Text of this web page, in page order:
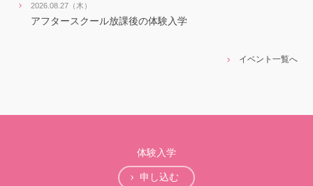
2026.08.27（木）
アフタースクール放課後の体験入学
イベント一覧へ
体験入学
申し込む